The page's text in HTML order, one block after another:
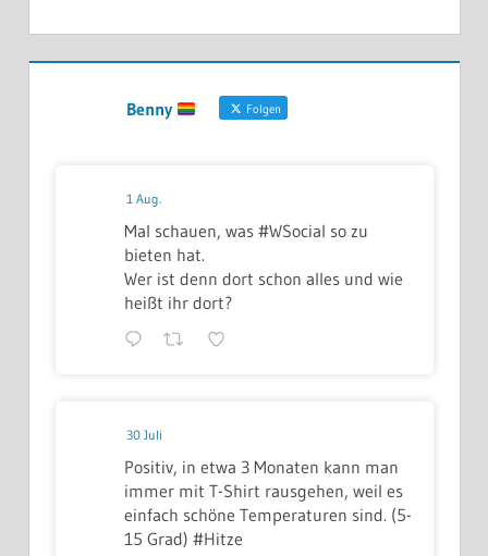
Benny Folgen
1 Aug.
Mal schauen, was #WSocial so zu
bieten hat.
Wer ist denn dort schon alles und wie
heißt ihr dort?
30 Juli
Positiv, in etwa 3 Monaten kann man
immer mit T-Shirt rausgehen, weil es
einfach schöne Temperaturen sind. (5-
15 Grad) #Hitze